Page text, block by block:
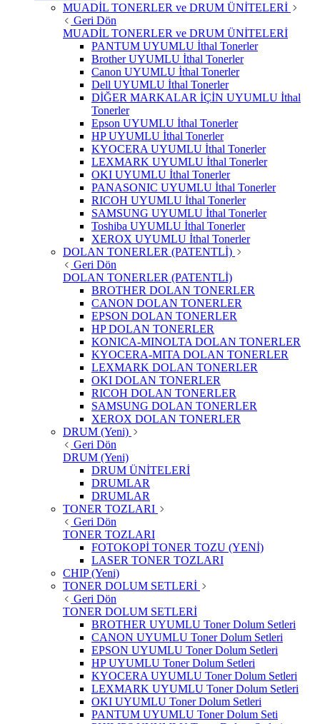
MUADİL TONERLER ve DRUM ÜNİTELERİ
Geri Dön
MUADİL TONERLER ve DRUM ÜNİTELERİ
PANTUM UYUMLU İthal Tonerler
Brother UYUMLU İthal Tonerler
Canon UYUMLU İthal Tonerler
Dell UYUMLU İthal Tonerler
DİĞER MARKALAR İÇİN UYUMLU İthal
Tonerler
Epson UYUMLU İthal Tonerler
HP UYUMLU İthal Tonerler
KYOCERA UYUMLU İthal Tonerler
LEXMARK UYUMLU İthal Tonerler
OKI UYUMLU İthal Tonerler
PANASONIC UYUMLU İthal Tonerler
RICOH UYUMLU İthal Tonerler
SAMSUNG UYUMLU İthal Tonerler
Toshiba UYUMLU İthal Tonerler
XEROX UYUMLU İthal Tonerler
DOLAN TONERLER (PATENTLİ)
Geri Dön
DOLAN TONERLER (PATENTLİ)
BROTHER DOLAN TONERLER
CANON DOLAN TONERLER
EPSON DOLAN TONERLER
HP DOLAN TONERLER
KONICA-MINOLTA DOLAN TONERLER
KYOCERA-MITA DOLAN TONERLER
LEXMARK DOLAN TONERLER
OKI DOLAN TONERLER
RICOH DOLAN TONERLER
SAMSUNG DOLAN TONERLER
XEROX DOLAN TONERLER
DRUM (Yeni)
Geri Dön
DRUM (Yeni)
DRUM ÜNİTELERİ
DRUMLAR
DRUMLAR
TONER TOZLARI
Geri Dön
TONER TOZLARI
FOTOKOPİ TONER TOZU (YENİ)
LASER TONER TOZLARI
CHIP (Yeni)
TONER DOLUM SETLERİ
Geri Dön
TONER DOLUM SETLERİ
BROTHER UYUMLU Toner Dolum Setleri
CANON UYUMLU Toner Dolum Setleri
EPSON UYUMLU Toner Dolum Setleri
HP UYUMLU Toner Dolum Setleri
KYOCERA UYUMLU Toner Dolum Setleri
LEXMARK UYUMLU Toner Dolum Setleri
OKI UYUMLU Toner Dolum Setleri
PANTUM UYUMLU Toner Dolum Seti